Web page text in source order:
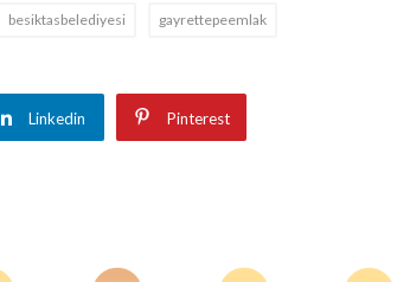
besiktasbelediyesi gayrettepeemlak
Linkedin Pinterest